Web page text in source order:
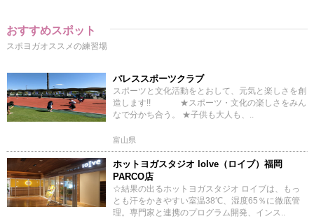
おすすめスポット
スポヨガオススメの練習場
パレススポーツクラブ
スポーツと文化活動をとおして、元気と楽しさを創
造します!! ★スポーツ・文化の楽しさをみん
なで分かち合う。 ★子供も大人も、..
富山県
ホットヨガスタジオ loIve（ロイブ）福岡
PARCO店
☆結果の出るホットヨガスタジオ ロイブは、もっ
とも汗をかきやすい室温38℃、湿度65％に徹底管
理。専門家と連携のプログラム開発、インス..